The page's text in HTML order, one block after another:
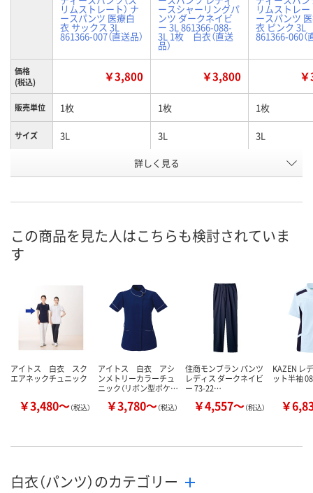
リムストレート） ナ
ースパンツ 医療白
衣 サックス 3L
861366-007（直送品）
ースシャーリングパ
ンツ ダークネイビ
ー 3L 861366-088-
3L 1枚 白衣（直送
品）
リムストレー
ースパンツ
衣 ピンク 3L
861366-060（
価格
(税込)
￥3,800 ￥3,800
販売単位 1枚 1枚 1枚
サイズ 3L 3L 3L
ダークネイビー
号
お届け日
メーカー都合により
販売停止中です
カゴへ
メーカー都
販売停止中
詳しく見る
この商品を見た人はこちらも検討されていま
す
アイトス 白衣 スク
エアネックチュニック
￥3,480～（税込）
アイトス 白衣 アシ
ンメトリーカラーチュ
ニック（リボン型ポケ…
￥3,780～（税込）
住商モンブラン パンツ
レディス ダークネイビ
ー 73-22…
￥4,557～（税込）
KAZEN レ
ット半袖
￥
白衣（パンツ）のカテゴリー